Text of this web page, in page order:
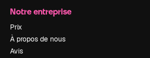
Notre entreprise
Prix
À propos de nous
Avis